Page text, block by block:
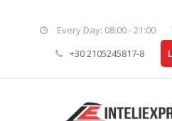
Every Day: 08:00 - 21:00
+30 2105245817-8